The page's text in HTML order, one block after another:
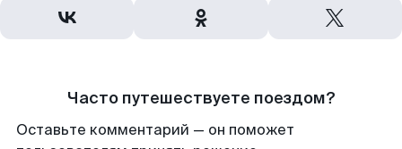
Часто путешествуете поездом?
Оставьте комментарий — он поможет